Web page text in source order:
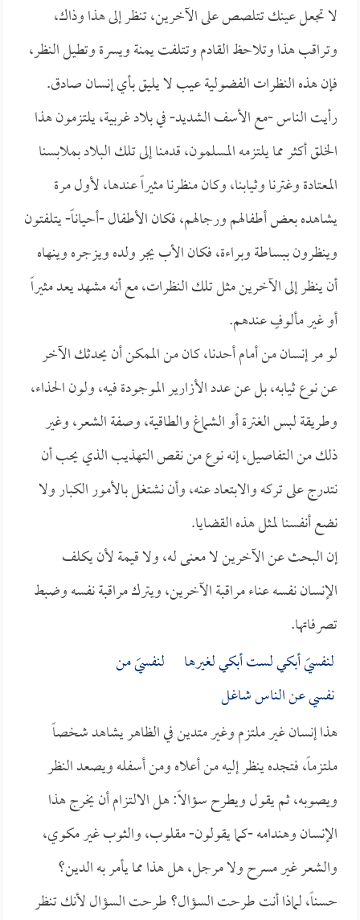
لا تجعل عينك تتلصص على الآخرين، تنظر إلى هذا وذاك،
وتراقب هذا وتلاحظ القادم وتتلفت يمنة ويسرة وتطيل النظر،
فإن هذه النظرات الفضولية عيب لا يليق بأي إنسان صادق.
رأيت الناس -مع الأسف الشديد- في بلاد غربية، يلتزمون هذا
الخلق أكثر مما يلتزمه المسلمون، قدمنا إلى تلك البلاد بملابسنا
المعتادة وغترنا وثيابنا، وكان منظرنا مثيراً عندها، لأول مرة
يشاهده بعض أطفالهم ورجالهم، فكان الأطفال -أحياناً- يتلفتون
وينظرون ببساطة وبراءة، فكان الأب يجر ولده ويزجره وينهاه
أن ينظر إلى الآخرين مثل تلك النظرات، مع أنه مشهد يعد مثيراً
أو غير مألوفٍ عندهم.
لو مر إنسان من أمام أحدنا، كان من الممكن أن يحدثك الآخر
عن نوع ثيابه، بل عن عدد الأزارير الموجودة فيه، ولون الحذاء،
وطريقة لبس الغترة أو الشماغ والطاقية، وصفة الشعر، وغير
ذلك من التفاصيل، إنه نوع من نقص التهذيب الذي يحب أن
نتدرج على تركه والابتعاد عنه، وأن نشتغل بالأمور الكبار ولا
نضع أنفسنا لمثل هذه القضايا.
إن البحث عن الآخرين لا معنى له، ولا قيمة لأن يكلف
الإنسان نفسه عناء مراقبة الآخرين، ويترك مراقبة نفسه وضبط
تصرفاتها.
لنفسيَ أبكي لست أبكي لغيرها لنفسيَ من
نفسي عن الناس شاغل
هذا إنسان غير ملتزم وغير متدين في الظاهر يشاهد شخصاً
ملتزماً، فتجده ينظر إليه من أعلاه ومن أسفله ويصعد النظر
ويصوبه، ثم يقول ويطرح سؤالاً: هل الالتزام أن يخرج هذا
الإنسان وهندامه -كما يقولون- مقلوب، والثوب غير مكوي،
والشعر غير مسرح ولا مرجل، هل هذا مما يأمر به الدين؟
حسناً، لماذا أنت طرحت السؤال؟ طرحت السؤال لأنك تنظر